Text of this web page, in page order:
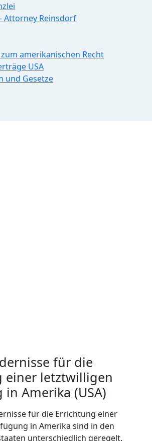
Attorney Reinsdorf
amerikanischen Recht
USA
und Gesetze
für die
einer letztwilligen
Amerika (USA)
für die Errichtung einer
in Amerika sind in den
unterschiedlich geregelt.